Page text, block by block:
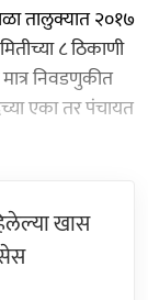
तालुक्यात २०१७
८ ठिकाणी
निवडणुकीत
एका तर पंचायत
खास